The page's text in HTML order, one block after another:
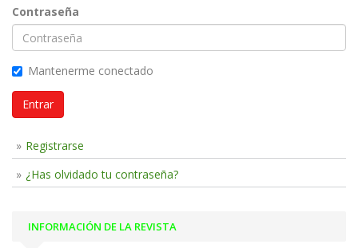
Contraseña
Mantenerme conectado
Entrar
Registrarse
¿Has olvidado tu contraseña?
INFORMACIÓN DE LA REVISTA